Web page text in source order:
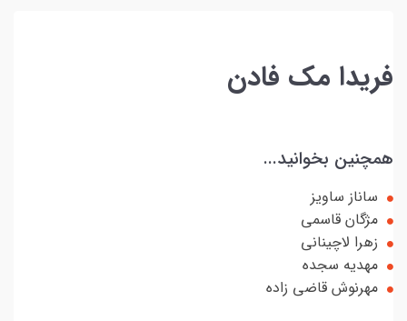
فریدا مک فادن
همچنین بخوانید...
ساناز ساویز
مژگان قاسمی
زهرا لاچینانی
مهدیه سجده
مهرنوش قاضی زاده